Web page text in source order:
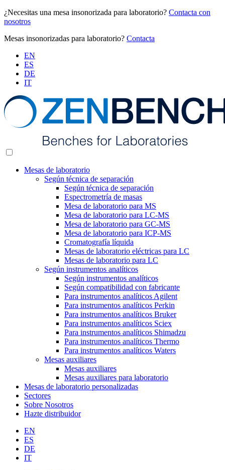
¿Necesitas una mesa insonorizada para laboratorio? Contacta con
nosotros
Mesas insonorizadas para laboratorio? Contacta
EN
ES
DE
IT
Mesas de laboratorio
Según técnica de separación
Según técnica de separación
Espectrometría de masas
Mesa de laboratorio para MS
Mesa de laboratorio para LC-MS
Mesa de laboratorio para GC-MS
Mesa de laboratorio para ICP-MS
Cromatografía líquida
Mesas de laboratorio eléctricas para LC
Mesas de laboratorio para LC
Según instrumentos analíticos
Según instrumentos analíticos
Según compatibilidad con fabricante
Para instrumentos analíticos Agilent
Para instrumentos analíticos Perkin
Para instrumentos analíticos Bruker
Para instrumentos analíticos Sciex
Para instrumentos analíticos Shimadzu
Para instrumentos analíticos Thermo
Para instrumentos analíticos Waters
Mesas auxiliares
Mesas auxiliares
Mesas auxiliares para laboratorio
Mesas de laboratorio personalizadas
Sectores
Sobre Nosotros
Hazte distribuidor
EN
ES
DE
IT